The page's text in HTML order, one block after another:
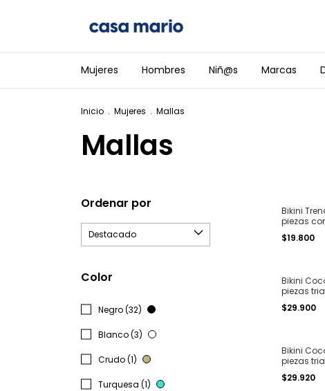
Mujeres Hombres Niñ@s Marcas
Inicio . Mujeres . Mallas
Mallas
Ordenar por
Color
Negro (32)
Blanco (3)
Crudo (1)
Turquesa (1)
Bikini
piezas
piedras y
T. 1 al 4
$19.800
Bikini
piezas
y less
$29.900
Bikini
piezas
less para
4
$29.920